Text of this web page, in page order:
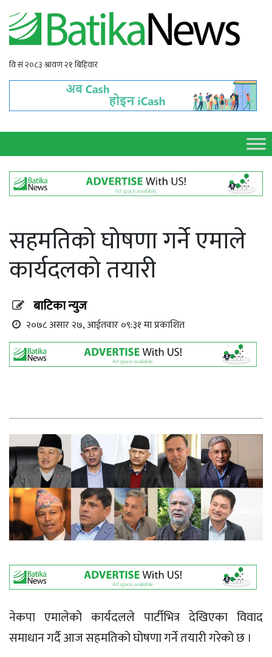
सहमतिको घोषणा गर्ने एमाले
कार्यदलको तयारी
बाटिका न्युज
२०७८ असार २७, आईतवार ०९:३१ मा प्रकाशित
नेकपा एमालेको कार्यदलले पार्टीभित्र देखिएका विवाद
समाधान गर्दै आज सहमतिको घोषणा गर्ने तयारी गरेको छ ।